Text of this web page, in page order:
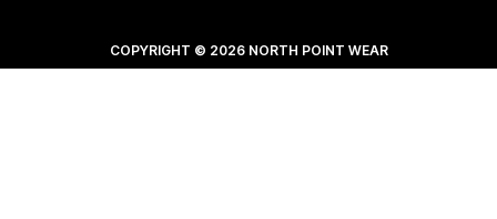
COPYRIGHT © 2026 NORTH POINT WEAR